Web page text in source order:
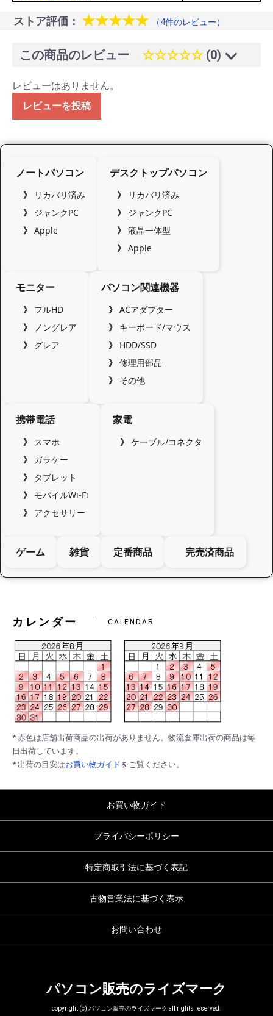
ストア評価： ★★★★★ （4件のレビュー）
この商品のレビュー ☆☆☆☆☆ (0)
レビューはありません。
レビューを投稿
ノートパソコン
リカバリ済み
ジャンクPC
Apple
デスクトップパソコン
リカバリ済み
ジャンクPC
液晶一体型
Apple
モニター
フルHD
ノングレア
グレア
パソコン関連機器
ACアダプター
キーボード/マウス
HDD/SSD
修理用部品
その他
携帯電話
スマホ
ガラケー
タブレット
モバイルWi-Fi
アクセサリー
家電
ケーブル/コネクタ
ゲーム 雑貨 定番商品 完売済商品
カレンダー CALENDAR
* 赤色は店舗出荷商品の出荷がありません。物流倉庫出荷の商品は毎
日出荷しています。
* 出荷の目安はお買い物ガイドをご覧ください。
お買い物ガイド
プライバシーポリシー
特定商取引法に基づく表記
古物営業法に基づく表示
お問い合わせ
パソコン販売のライズマーク
copyright (c) パソコン販売のライズマーク all rights reserved.